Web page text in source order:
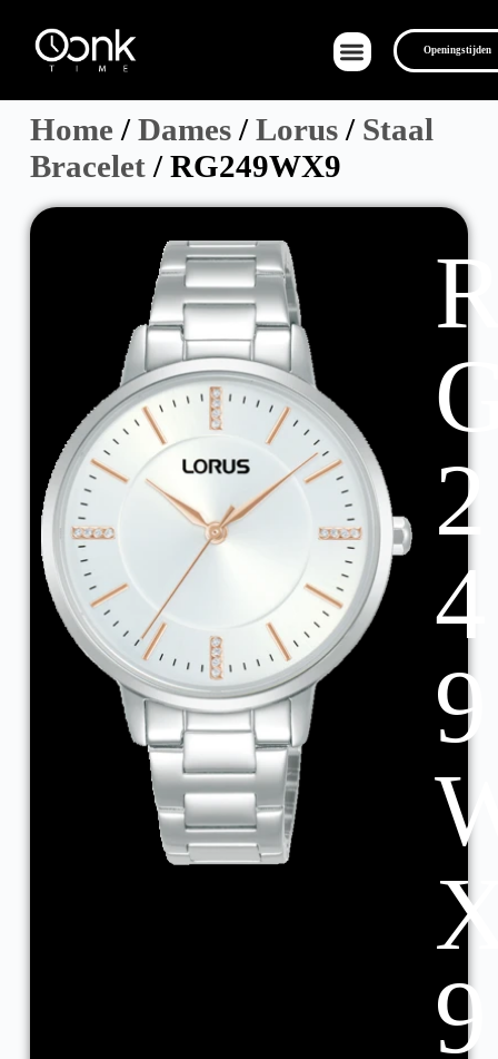
Openingstijden
Home /Dames/Lorus/ Staal
Bracelet/ RG249WX9
2
4
9
9